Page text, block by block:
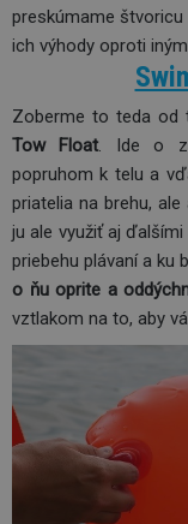
preskúmame
ich výhody oproti
Zoberme to teda od
Tow Float. Ide o
popruhom k telu a
priatelia na brehu,
ju ale využiť aj
priebehu plávaní a ku
o ňu oprite a
vztlakom na to, aby